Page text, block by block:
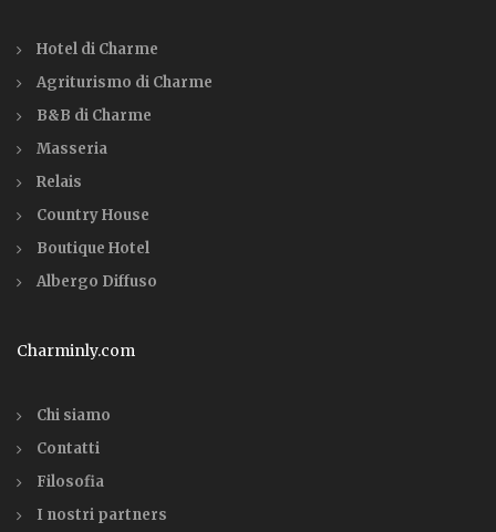
Hotel di Charme
Agriturismo di Charme
B&B di Charme
Masseria
Relais
Country House
Boutique Hotel
Albergo Diffuso
Charminly.com
Chi siamo
Contatti
Filosofia
I nostri partners